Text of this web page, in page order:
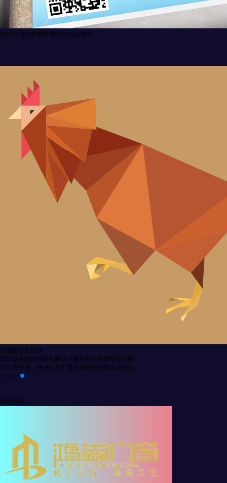
2021中国红色旅游博览会3D云展馆
高效的技术团队
我们的技术团队拥有明确的目标、有效的沟通、相互信任与尊重、
分工协作以及强大的问题解决能力。
道然资讯